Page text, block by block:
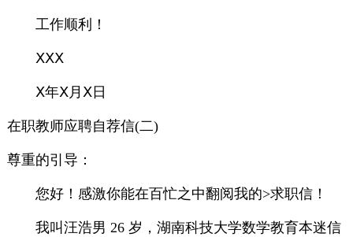
工作顺利！
ⅩⅩⅩ
Ⅹ年Ⅹ月Ⅹ日
在职教师应聘自荐信(二)
尊重的引导：
您好！感激你能在百忙之中翻阅我的>求职信！
我叫汪浩男 26 岁，湖南科技大学数学教育本迷信